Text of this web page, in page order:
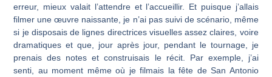
erreur, mieux valait l’attendre et l’accueillir. Et puisque j’allais
filmer une œuvre naissante, je n’ai pas suivi de scénario, même
si je disposais de lignes directrices visuelles assez claires, voire
dra­matiques et que, jour après jour, pendant le tournage, je
prenais des notes et construisais le récit. Par exemple, j’ai
senti, au moment même où je filmais la fête de San Antonio